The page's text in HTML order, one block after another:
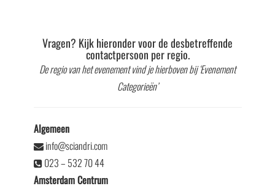
Vragen? Kijk hieronder voor de desbetreffende
contactpersoon per regio.
De regio van het evenement vind je hierboven bij ‘Evenement
Categorieën’
Algemeen
info@sciandri.com
023 – 532 70 44
Amsterdam Centrum